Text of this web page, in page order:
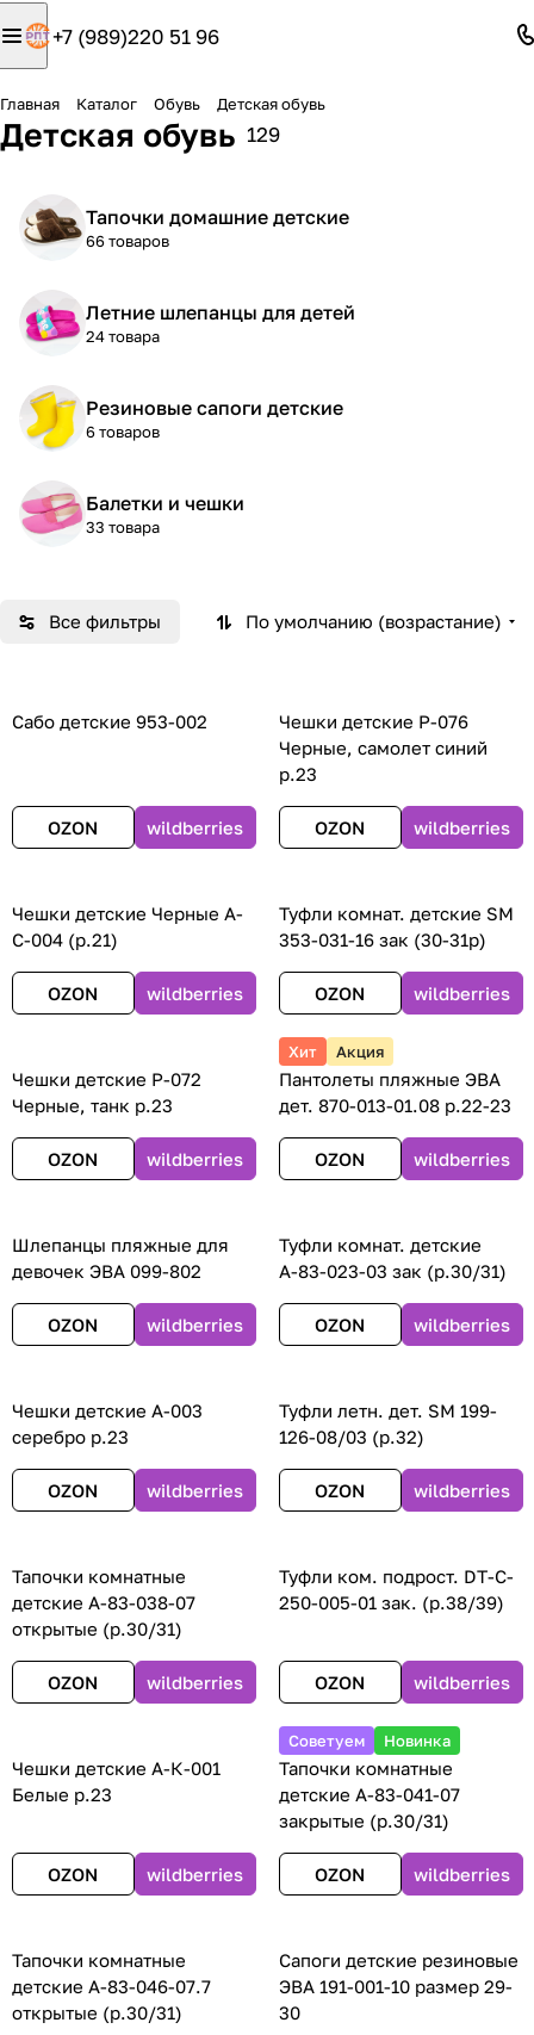
+7 (989)220 51 96
Главная Каталог Обувь Детская обувь
Детская обувь 129
Тапочки домашние детские
66 товаров
Летние шлепанцы для детей
24 товара
Резиновые сапоги детские
6 товаров
Балетки и чешки
33 товара
Все фильтры По умолчанию (возрастание)
Сабо детские 953-002
OZON wildberries
Чешки детские Р-076
Черные, самолет синий
р.23
OZON wildberries
Чешки детские Черные А-
С-004 (р.21)
OZON wildberries
Туфли комнат. детские SM
353-031-16 зак (30-31р)
OZON wildberries
Чешки детские Р-072
Черные, танк р.23
OZON wildberries
Хит Акция
Пантолеты пляжные ЭВА
дет. 870-013-01.08 р.22-23
OZON wildberries
Шлепанцы пляжные для
девочек ЭВА 099-802
OZON wildberries
Туфли комнат. детские
А-83-023-03 зак (р.30/31)
OZON wildberries
Чешки детские А-003
серебро р.23
OZON wildberries
Туфли летн. дет. SM 199-
126-08/03 (р.32)
OZON wildberries
Тапочки комнатные
детские А-83-038-07
открытые (р.30/31)
OZON wildberries
Туфли ком. подрост. DT-C-
250-005-01 зак. (р.38/39)
OZON wildberries
Чешки детские А-К-001
Белые р.23
OZON wildberries
Советуем Новинка
Тапочки комнатные
детские А-83-041-07
закрытые (р.30/31)
OZON wildberries
Тапочки комнатные
детские А-83-046-07.7
открытые (р.30/31)
Сапоги детские резиновые
ЭВА 191-001-10 размер 29-
30